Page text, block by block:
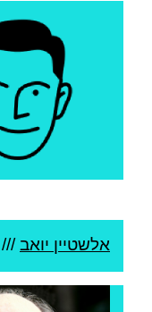
אלשטיין יואב///